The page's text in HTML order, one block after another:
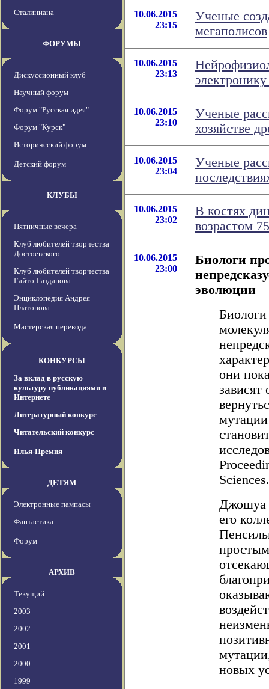
Сталиниана
ФОРУМЫ
Дискуссионный клуб
Научный форум
Форум "Русская идея"
Форум "Курск"
Исторический форум
Детский форум
КЛУБЫ
Пятничные вечера
Клуб любителей творчества
Достоевского
Клуб любителей творчества
Гайто Газданова
Энциклопедия Андрея
Платонова
Мастерская перевода
КОНКУРСЫ
За вклад в русскую
культуру публикациями в
Интернете
Литературный конкурс
Читательский конкурс
Илья-Премия
ДЕТЯМ
Электронные пампасы
Фантастика
Форум
АРХИВ
Текущий
2003
2002
2001
2000
1999
10.06.2015
23:15
Ученые
мегаполисов
10.06.2015
23:13
10.06.2015
23:10
Ученые
хозяйстве
10.06.2015
23:04
Ученые
10.06.2015
23:02
В костях
возрастом
10.06.2015
23:00
Биологи
эволюции
они
мутации
Sciences.
Джошуа
его
новых